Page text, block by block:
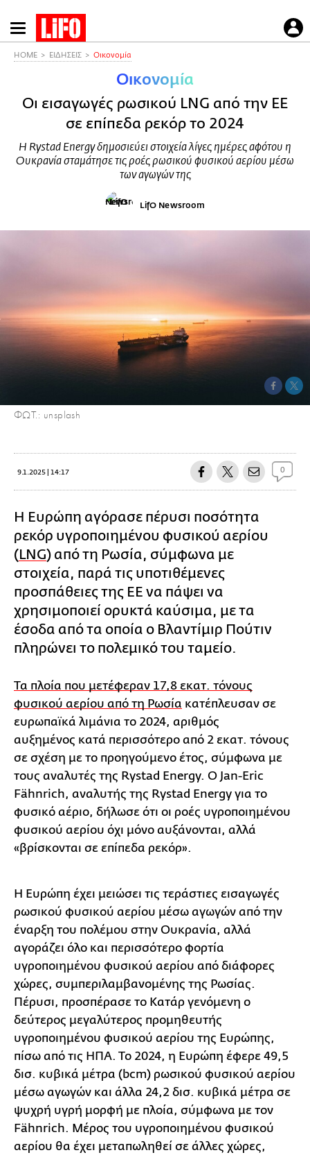
Παράκαμψη
προς
HOME ΕΙΔΗΣΕΙΣ Οικονομία
Οικονομία
Οι εισαγωγές ρωσικού LNG από την ΕΕ
σε επίπεδα ρεκόρ το 2024
Η Rystad Energy δημοσιεύει στοιχεία λίγες ημέρες αφότου η
Ουκρανία σταμάτησε τις ροές ρωσικού φυσικού αερίου μέσω
των αγωγών της
LifO Newsroom
ΦΩΤ.: unsplash
9.1.2025 | 14:17 0
Η Ευρώπη αγόρασε πέρυσι ποσότητα
ρεκόρ υγροποιημένου φυσικού αερίου
(LNG) από τη Ρωσία, σύμφωνα με
στοιχεία, παρά τις υποτιθέμενες
προσπάθειες της ΕΕ να πάψει να
χρησιμοποιεί ορυκτά καύσιμα, με τα
έσοδα από τα οποία ο Βλαντίμιρ Πούτιν
πληρώνει το πολεμικό του ταμείο.
Τα πλοία που μετέφεραν 17,8 εκατ. τόνους
φυσικού αερίου από τη Ρωσία κατέπλευσαν σε
ευρωπαϊκά λιμάνια το 2024, αριθμός
αυξημένος κατά περισσότερο από 2 εκατ. τόνους
σε σχέση με το προηγούμενο έτος, σύμφωνα με
τους αναλυτές της Rystad Energy. Ο Jan-Eric
Fähnrich, αναλυτής της Rystad Energy για το
φυσικό αέριο, δήλωσε ότι οι ροές υγροποιημένου
φυσικού αερίου όχι μόνο αυξάνονται, αλλά
«βρίσκονται σε επίπεδα ρεκόρ».
Η Ευρώπη έχει μειώσει τις τεράστιες εισαγωγές
ρωσικού φυσικού αερίου μέσω αγωγών από την
έναρξη του πολέμου στην Ουκρανία, αλλά
αγοράζει όλο και περισσότερο φορτία
υγροποιημένου φυσικού αερίου από διάφορες
χώρες, συμπεριλαμβανομένης της Ρωσίας.
Πέρυσι, προσπέρασε το Κατάρ γενόμενη ο
δεύτερος μεγαλύτερος προμηθευτής
υγροποιημένου φυσικού αερίου της Ευρώπης,
πίσω από τις ΗΠΑ. Το 2024, η Ευρώπη έφερε 49,5
δισ. κυβικά μέτρα (bcm) ρωσικού φυσικού αερίου
μέσω αγωγών και άλλα 24,2 δισ. κυβικά μέτρα σε
ψυχρή υγρή μορφή με πλοία, σύμφωνα με τον
Fähnrich. Μέρος του υγροποιημένου φυσικού
αερίου θα έχει μεταπωληθεί σε άλλες χώρες,